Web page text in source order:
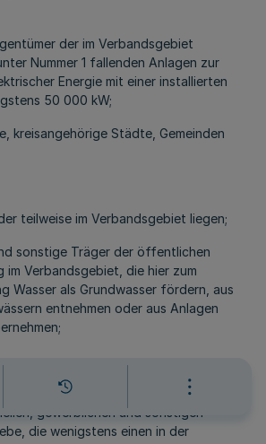
der im Verbandsgebiet
Nummer 1 fallenden Anlagen zur
Energie mit einer installierten
50 000 kW;
kreisangehörige Städte, Gemeinden
teilweise im Verbandsgebiet liegen;
sonstige Träger der öffentlichen
im Verbandsgebiet, die hier zum
Wasser als Grundwasser fördern, aus
entnehmen oder aus Anlagen
aller im Verbandsgebiet
gewerblichen und sonstigen
die wenigstens einen in der